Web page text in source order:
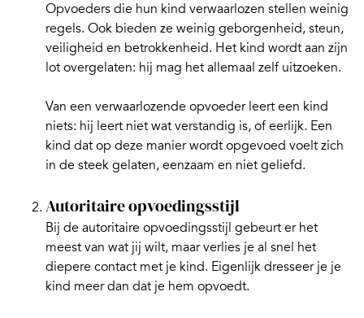
Opvoeders die hun kind verwaarlozen stellen weinig
regels. Ook bieden ze weinig geborgenheid, steun,
veiligheid en betrokkenheid. Het kind wordt aan zijn
lot overgelaten: hij mag het allemaal zelf uitzoeken.
Van een verwaarlozende opvoeder leert een kind
niets: hij leert niet wat verstandig is, of eerlijk. Een
kind dat op deze manier wordt opgevoed voelt zich
in de steek gelaten, eenzaam en niet geliefd.
Autoritaire opvoedingsstijl
Bij de autoritaire opvoedingsstijl gebeurt er het
meest van wat jij wilt, maar verlies je al snel het
diepere contact met je kind. Eigenlijk dresseer je je
kind meer dan dat je hem opvoedt.